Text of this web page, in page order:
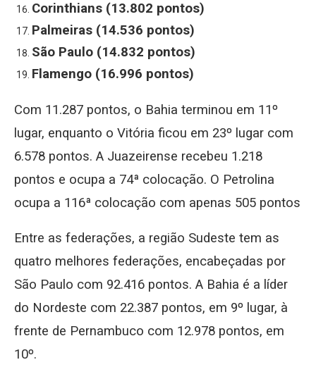
Corinthians (13.802 pontos)
Palmeiras (14.536 pontos)
São Paulo (14.832 pontos)
Flamengo (16.996 pontos)
Com 11.287 pontos, o Bahia terminou em 11º
lugar, enquanto o Vitória ficou em 23º lugar com
6.578 pontos. A Juazeirense recebeu 1.218
pontos e ocupa a 74ª colocação. O Petrolina
ocupa a 116ª colocação com apenas 505 pontos
Entre as federações, a região Sudeste tem as
quatro melhores federações, encabeçadas por
São Paulo com 92.416 pontos. A Bahia é a líder
do Nordeste com 22.387 pontos, em 9º lugar, à
frente de Pernambuco com 12.978 pontos, em
10º.